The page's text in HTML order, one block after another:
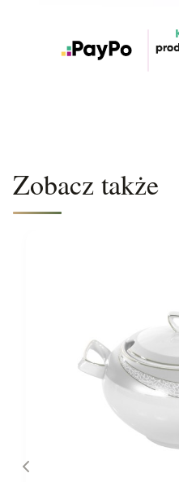
Zobacz także